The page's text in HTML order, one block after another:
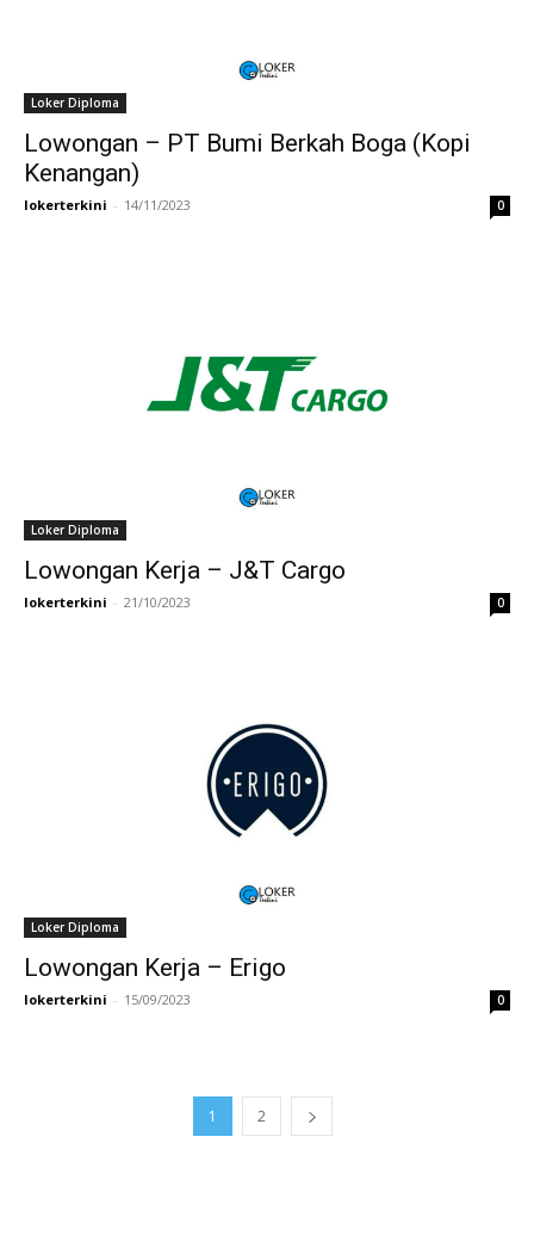
Loker Diploma
Lowongan – PT Bumi Berkah Boga (Kopi
Kenangan)
lokerterkini - 14/11/2023 0
Loker Diploma
Lowongan Kerja – J&T Cargo
lokerterkini - 21/10/2023 0
Loker Diploma
Lowongan Kerja – Erigo
lokerterkini - 15/09/2023 0
1 2